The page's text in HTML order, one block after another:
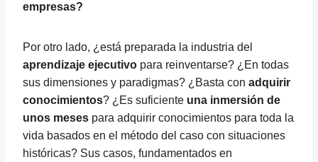
empresas?
Por otro lado, ¿está preparada la industria del
aprendizaje ejecutivo para reinventarse? ¿En todas
sus dimensiones y paradigmas? ¿Basta con adquirir
conocimientos? ¿Es suficiente una inmersión de
unos meses para adquirir conocimientos para toda la
vida basados en el método del caso con situaciones
históricas? Sus casos, fundamentados en